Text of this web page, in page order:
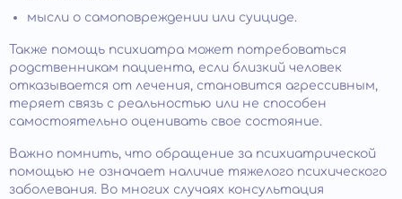
мысли о самоповреждении или суициде.
Также помощь психиатра может потребоваться
родственникам пациента, если близкий человек
отказывается от лечения, становится агрессивным,
теряет связь с реальностью или не способен
самостоятельно оценивать свое состояние.
Важно помнить, что обращение за психиатрической
помощью не означает наличие тяжелого психического
заболевания. Во многих случаях консультация